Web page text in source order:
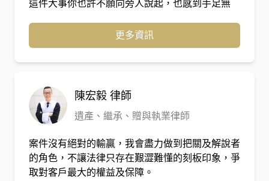
這件大事你也許不願向旁人說起，也感到手足無
的律師，因為這件大事不應該由你一人獨自面對。
更多資訊
陳宏毅 律師
遺產、繼承、贈與執業律師
案件沒有絕對的輸贏，我會盡力做到把關及解說者
的角色，不讓法律只存在艱澀難懂的刻板印象，爭
取對客戶最大的權益及保障。